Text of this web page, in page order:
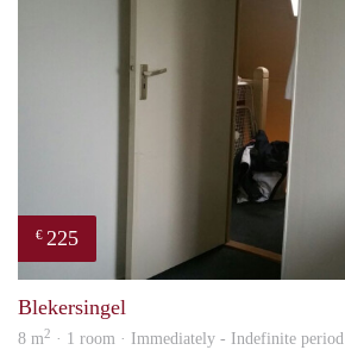
€ 225
Blekersingel
8 m2 · 1 room · Immediately - Indefinite period